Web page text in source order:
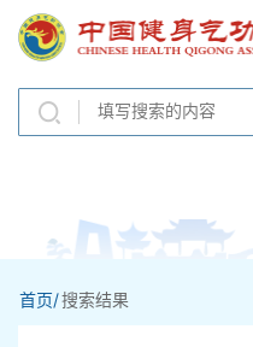
首页/搜索结果